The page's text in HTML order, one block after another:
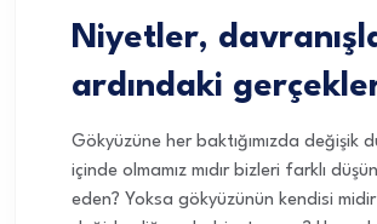
Niyetler,
ardındaki
Gökyüzüne her baktığımızda değişik
içinde olmamız mıdır bizleri farklı
eden? Yoksa gökyüzünün kendisi